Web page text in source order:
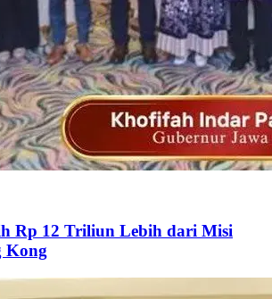
Rp 12 Triliun Lebih dari Misi
Kong